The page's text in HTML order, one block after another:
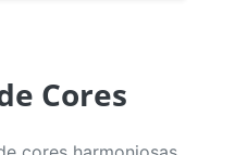
Cores